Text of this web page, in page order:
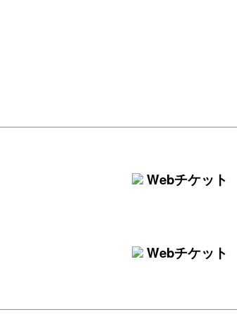
Webチケット
Webチケット